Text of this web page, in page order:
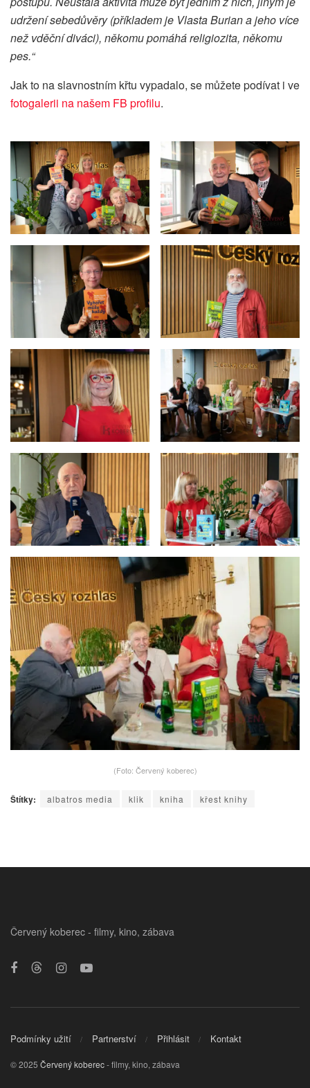
udržení sebedůvěry (příkladem je Vlasta Burian a jeho více
než vděční diváci), někomu pomáhá religiozita, někomu
pes.“
Jak to na slavnostním křtu vypadalo, se můžete podívat i ve
fotogalerii na našem FB profilu.
(Foto: Červený koberec)
Štítky: albatros media klik kniha křest knihy
Červený koberec - filmy, kino, zábava
Podmínky užití Partnerství Přihlásit Kontakt
© 2025 Červený koberec- filmy, kino, zábava